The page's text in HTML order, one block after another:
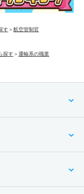
す＞航空管制官
探す＞運輸系の職業